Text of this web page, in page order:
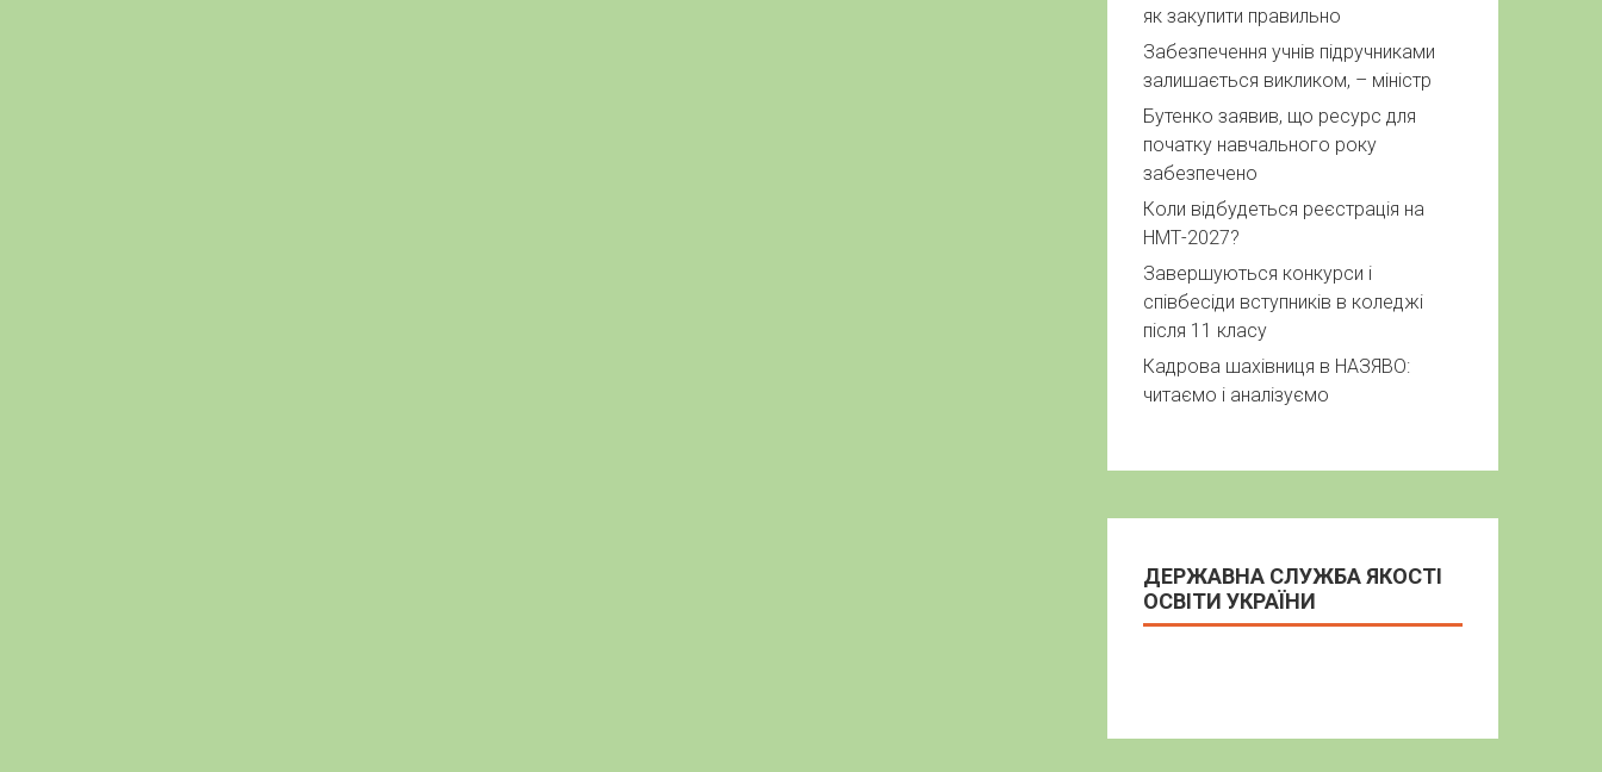
як закупити правильно
Забезпечення учнів підручниками
залишається викликом, – міністр
Бутенко заявив, що ресурс для
початку навчального року
забезпечено
Коли відбудеться реєстрація на
НМТ-2027?
Завершуються конкурси і
співбесіди вступників в коледжі
після 11 класу
Кадрова шахівниця в НАЗЯВО:
читаємо і аналізуємо
ДЕРЖАВНА СЛУЖБА ЯКОСТІ
ОСВІТИ УКРАЇНИ